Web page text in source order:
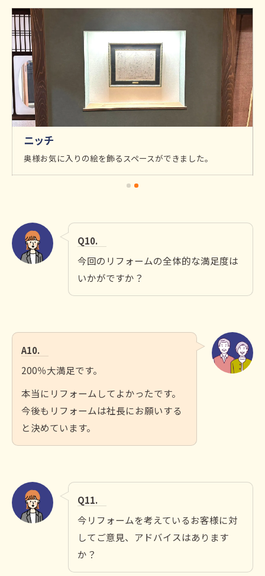
ニッチ
奥様お気に入りの絵を飾るスペースができました。
Q10.
今回のリフォームの全体的な満足度は
いかがですか？
A10.
200％大満足です。
本当にリフォームしてよかったです。
今後もリフォームは社長にお願いする
と決めています。
Q11.
今リフォームを考えているお客様に対
してご意見、アドバイスはあります
か？